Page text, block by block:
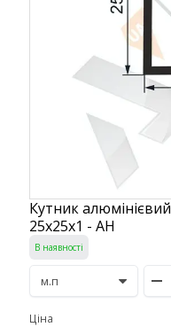
Кутник алюмінієвий
25х25х1 - АН
В наявності
Ціна